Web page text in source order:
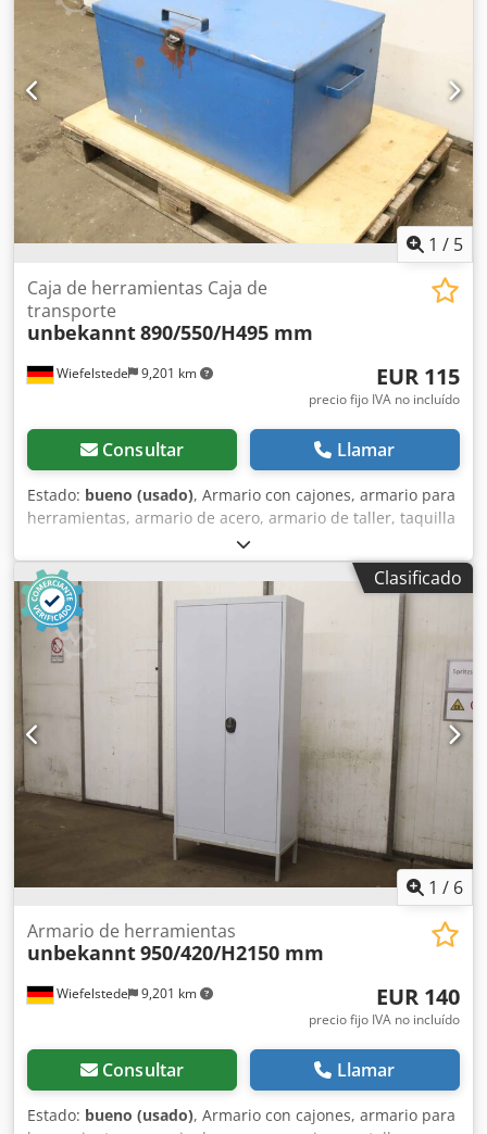
1 / 5
Wiefelstede 9,201 km
Caja de herramientas Caja de
transporte
unbekannt890/550/H495 mm
EUR 115
precio fijo IVA no incluído
Consultar Llamar
Estado: bueno (usado), Armario con cajones, armario para
herramientas, armario de acero, armario de taller, taquilla
de acero -Caja de herramientas: caja de transporte,
construcción maciza -Anchura: 890 mm -Profundidad: 550
mm -Altura: 495 mm -Tapa: con cerradura, sin pestillo -
Peso: 67 kg Cjdex Hghnepfx Al Teha
Clasificado
1 / 6
Wiefelstede 9,201 km
Armario de herramientas
unbekannt950/420/H2150 mm
EUR 140
precio fijo IVA no incluído
Consultar Llamar
Estado: bueno (usado), Armario con cajones, armario para